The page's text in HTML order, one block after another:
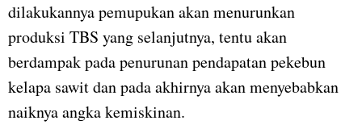
dilakukannya pemupukan akan menurunkan
produksi TBS yang selanjutnya, tentu akan
berdampak pada penurunan pendapatan pekebun
kelapa sawit dan pada akhirnya akan menyebabkan
naiknya angka kemiskinan.